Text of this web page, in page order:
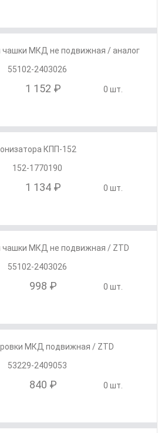
чашки МКД не подвижная / аналог
55102-2403026
1 152 ₽ 0 шт.
КПП-152
152-1770190
1 134 ₽ 0 шт.
чашки МКД не подвижная / ZTD
55102-2403026
998 ₽ 0 шт.
МКД подвижная / ZTD
53229-2409053
840 ₽ 0 шт.